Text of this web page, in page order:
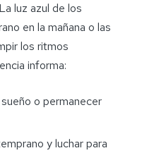
luz azul de los
en la mañana o las
los ritmos
informa:
o permanecer
y luchar para